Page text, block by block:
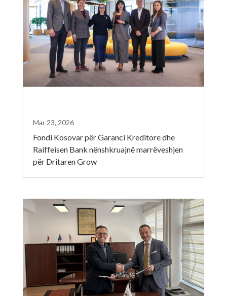
Fondi Kosovar për Garanci Kreditore dhe
Raiffeisen Bank nënshkruajnë marrëveshjen
për Dritaren Grow
Mar 23, 2026